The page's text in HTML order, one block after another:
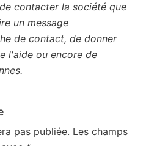
contacter la société que
un message
de contact, de donner
l'aide ou encore de
pas publiée. Les champs